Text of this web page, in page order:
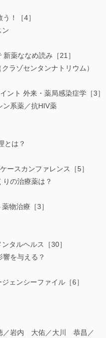
！［4］
ン
薬ななめ読み［21］
ラゾセンタンナトリウム）
ント 外来・薬局感染症学［3］
ン系薬／抗HIV薬
とは？
ースカンファレンス［5］
の治療薬は？
物治療［3］
タルヘルス［30］
を与える？
ェンシーファイル［6］
岩内 大佑／大川 恭昌／